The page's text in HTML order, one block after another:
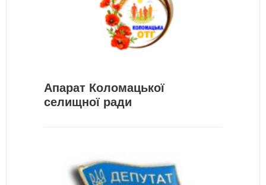
Апарат Коломацької
селищної ради